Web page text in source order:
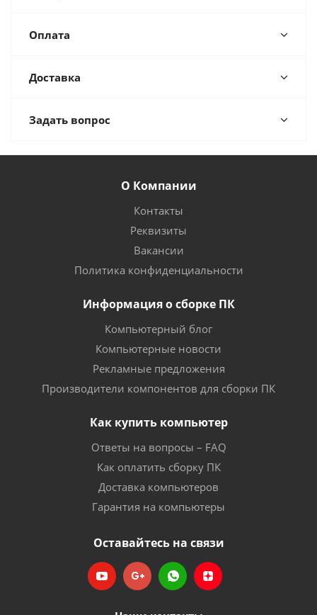
Оплата
Доставка
Задать вопрос
О Компании
Контакты
Реквизиты
Вакансии
Политика конфиденциальности
Информация о сборке ПК
Компьютерный блог
Компьютерные новости
Рекламные предложения
Производители компонентов для сборки ПК
Как купить компьютер
Ответы на вопросы – FAQ
Как оплатить сборку ПК
Доставка компьютеров
Гарантия на компьютеры
Оставайтесь на связи